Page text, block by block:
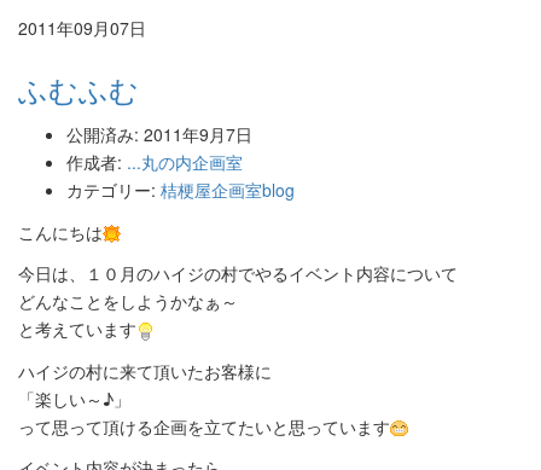
2011年09月07日
ふむふむ
公開済み: 2011年9月7日
作成者: ...丸の内企画室
カテゴリー: 桔梗屋企画室blog
こんにちは
今日は、１０月のハイジの村でやるイベント内容について
どんなことをしようかなぁ～
と考えています
ハイジの村に来て頂いたお客様に
「楽しい～♪」
って思って頂ける企画を立てたいと思っています